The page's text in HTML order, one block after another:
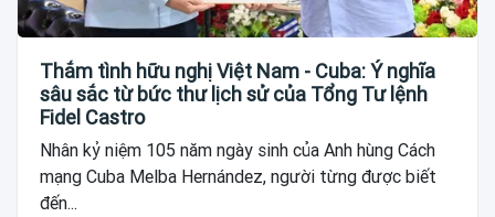
Thắm tình hữu nghị Việt Nam - Cuba: Ý nghĩa
sâu sắc từ bức thư lịch sử của Tổng Tư lệnh
Fidel Castro
Nhân kỷ niệm 105 năm ngày sinh của Anh hùng Cách
mạng Cuba Melba Hernández, người từng được biết
đến...